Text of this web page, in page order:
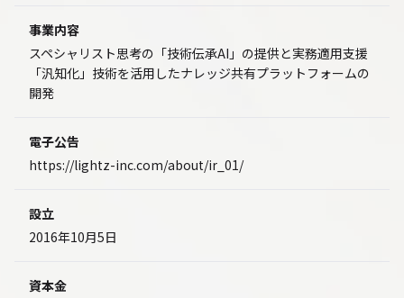
事業内容
スペシャリスト思考の「技術伝承AI」の提供と実務適用支援
「汎知化」技術を活用したナレッジ共有プラットフォームの
開発
電子公告
https://lightz-inc.com/about/ir_01/
設立
2016年10月5日
資本金